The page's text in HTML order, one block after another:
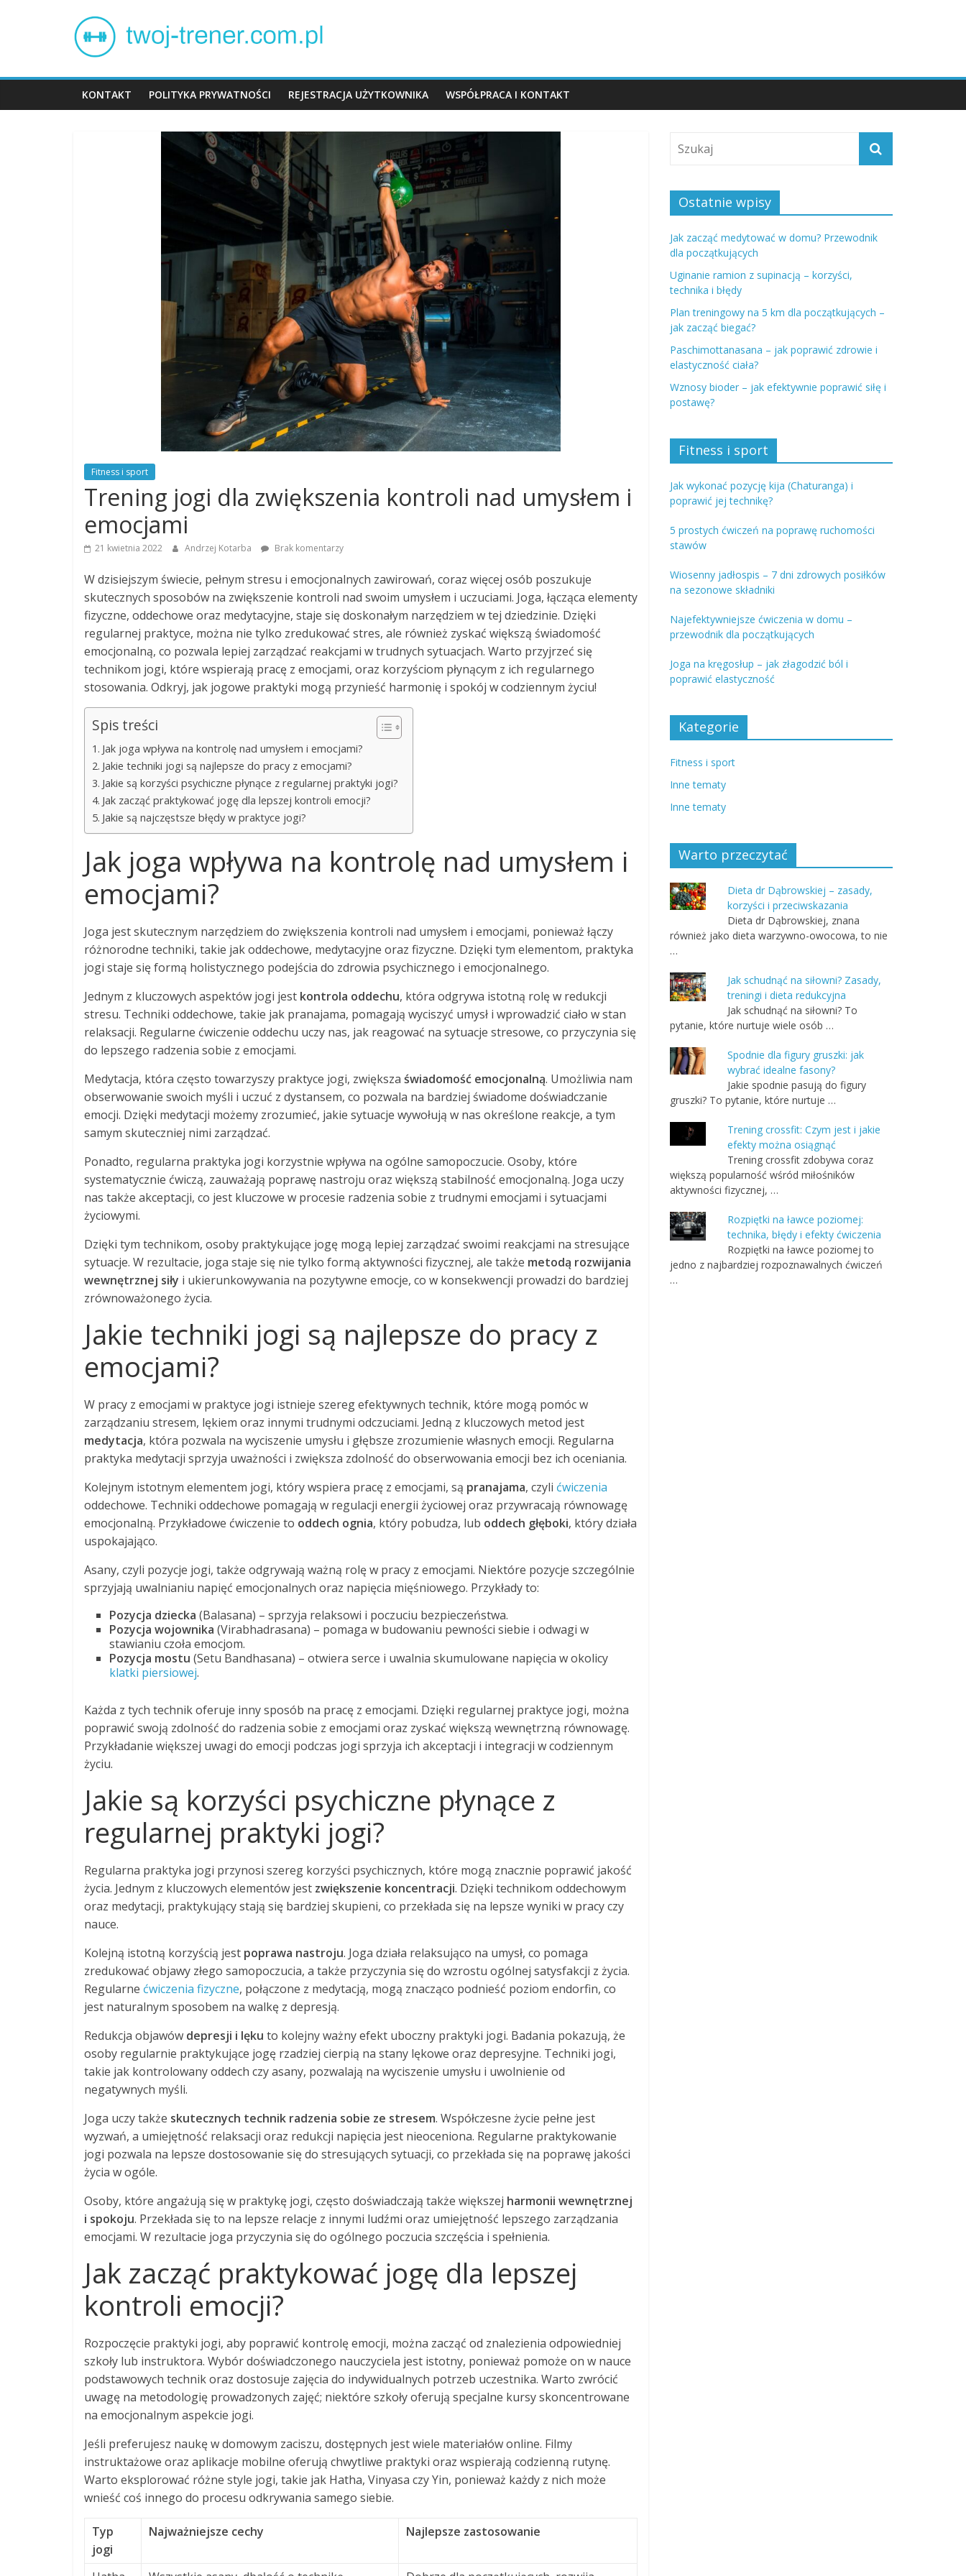
Twój
trener
KONTAKT POLITYKA PRYWATNOŚCI REJESTRACJA UŻYTKOWNIKA WSPÓŁPRACA I KONTAKT
Fitness i sport
Trening jogi dla zwiększenia kontroli nad umysłem i
emocjami
21 kwietnia 2022 Andrzej Kotarba Brak komentarzy
W dzisiejszym świecie, pełnym stresu i emocjonalnych zawirowań, coraz więcej osób poszukuje
skutecznych sposobów na zwiększenie kontroli nad swoim umysłem i uczuciami. Joga, łącząca elementy
fizyczne, oddechowe oraz medytacyjne, staje się doskonałym narzędziem w tej dziedzinie. Dzięki
regularnej praktyce, można nie tylko zredukować stres, ale również zyskać większą świadomość
emocjonalną, co pozwala lepiej zarządzać reakcjami w trudnych sytuacjach. Warto przyjrzeć się
technikom jogi, które wspierają pracę z emocjami, oraz korzyściom płynącym z ich regularnego
stosowania. Odkryj, jak jogowe praktyki mogą przynieść harmonię i spokój w codziennym życiu!
Spis treści
Jak joga wpływa na kontrolę nad umysłem i emocjami?
Jakie techniki jogi są najlepsze do pracy z emocjami?
Jakie są korzyści psychiczne płynące z regularnej praktyki jogi?
Jak zacząć praktykować jogę dla lepszej kontroli emocji?
Jakie są najczęstsze błędy w praktyce jogi?
Jak joga wpływa na kontrolę nad umysłem i
emocjami?
Joga jest skutecznym narzędziem do zwiększenia kontroli nad umysłem i emocjami, ponieważ łączy
różnorodne techniki, takie jak oddechowe, medytacyjne oraz fizyczne. Dzięki tym elementom, praktyka
jogi staje się formą holistycznego podejścia do zdrowia psychicznego i emocjonalnego.
Jednym z kluczowych aspektów jogi jest kontrola oddechu, która odgrywa istotną rolę w redukcji
stresu. Techniki oddechowe, takie jak pranajama, pomagają wyciszyć umysł i wprowadzić ciało w stan
relaksacji. Regularne ćwiczenie oddechu uczy nas, jak reagować na sytuacje stresowe, co przyczynia się
do lepszego radzenia sobie z emocjami.
Medytacja, która często towarzyszy praktyce jogi, zwiększa świadomość emocjonalną. Umożliwia nam
obserwowanie swoich myśli i uczuć z dystansem, co pozwala na bardziej świadome doświadczanie
emocji. Dzięki medytacji możemy zrozumieć, jakie sytuacje wywołują w nas określone reakcje, a tym
samym skuteczniej nimi zarządzać.
Ponadto, regularna praktyka jogi korzystnie wpływa na ogólne samopoczucie. Osoby, które
systematycznie ćwiczą, zauważają poprawę nastroju oraz większą stabilność emocjonalną. Joga uczy
nas także akceptacji, co jest kluczowe w procesie radzenia sobie z trudnymi emocjami i sytuacjami
życiowymi.
Dzięki tym technikom, osoby praktykujące jogę mogą lepiej zarządzać swoimi reakcjami na stresujące
sytuacje. W rezultacie, joga staje się nie tylko formą aktywności fizycznej, ale także metodą rozwijania
wewnętrznej siły i ukierunkowywania na pozytywne emocje, co w konsekwencji prowadzi do bardziej
zrównoważonego życia.
Jakie techniki jogi są najlepsze do pracy z
emocjami?
W pracy z emocjami w praktyce jogi istnieje szereg efektywnych technik, które mogą pomóc w
zarządzaniu stresem, lękiem oraz innymi trudnymi odczuciami. Jedną z kluczowych metod jest
medytacja, która pozwala na wyciszenie umysłu i głębsze zrozumienie własnych emocji. Regularna
praktyka medytacji sprzyja uważności i zwiększa zdolność do obserwowania emocji bez ich oceniania.
Kolejnym istotnym elementem jogi, który wspiera pracę z emocjami, są pranajama, czyli ćwiczenia
oddechowe. Techniki oddechowe pomagają w regulacji energii życiowej oraz przywracają równowagę
emocjonalną. Przykładowe ćwiczenie to oddech ognia, który pobudza, lub oddech głęboki, który działa
uspokajająco.
Asany, czyli pozycje jogi, także odgrywają ważną rolę w pracy z emocjami. Niektóre pozycje szczególnie
sprzyjają uwalnianiu napięć emocjonalnych oraz napięcia mięśniowego. Przykłady to:
Pozycja dziecka (Balasana) – sprzyja relaksowi i poczuciu bezpieczeństwa.
Pozycja wojownika (Virabhadrasana) – pomaga w budowaniu pewności siebie i odwagi w
stawianiu czoła emocjom.
Pozycja mostu (Setu Bandhasana) – otwiera serce i uwalnia skumulowane napięcia w okolicy
klatki piersiowej.
Każda z tych technik oferuje inny sposób na pracę z emocjami. Dzięki regularnej praktyce jogi, można
poprawić swoją zdolność do radzenia sobie z emocjami oraz zyskać większą wewnętrzną równowagę.
Przykładanie większej uwagi do emocji podczas jogi sprzyja ich akceptacji i integracji w codziennym
życiu.
Jakie są korzyści psychiczne płynące z
regularnej praktyki jogi?
Regularna praktyka jogi przynosi szereg korzyści psychicznych, które mogą znacznie poprawić jakość
życia. Jednym z kluczowych elementów jest zwiększenie koncentracji. Dzięki technikom oddechowym
oraz medytacji, praktykujący stają się bardziej skupieni, co przekłada się na lepsze wyniki w pracy czy
nauce.
Kolejną istotną korzyścią jest poprawa nastroju. Joga działa relaksująco na umysł, co pomaga
zredukować objawy złego samopoczucia, a także przyczynia się do wzrostu ogólnej satysfakcji z życia.
Regularne ćwiczenia fizyczne, połączone z medytacją, mogą znacząco podnieść poziom endorfin, co
jest naturalnym sposobem na walkę z depresją.
Redukcja objawów depresji i lęku to kolejny ważny efekt uboczny praktyki jogi. Badania pokazują, że
osoby regularnie praktykujące jogę rzadziej cierpią na stany lękowe oraz depresyjne. Techniki jogi,
takie jak kontrolowany oddech czy asany, pozwalają na wyciszenie umysłu i uwolnienie od
negatywnych myśli.
Joga uczy także skutecznych technik radzenia sobie ze stresem. Współczesne życie pełne jest
wyzwań, a umiejętność relaksacji oraz redukcji napięcia jest nieoceniona. Regularne praktykowanie
jogi pozwala na lepsze dostosowanie się do stresujących sytuacji, co przekłada się na poprawę jakości
życia w ogóle.
Osoby, które angażują się w praktykę jogi, często doświadczają także większej harmonii wewnętrznej
i spokoju. Przekłada się to na lepsze relacje z innymi ludźmi oraz umiejętność lepszego zarządzania
emocjami. W rezultacie joga przyczynia się do ogólnego poczucia szczęścia i spełnienia.
Jak zacząć praktykować jogę dla lepszej
kontroli emocji?
Rozpoczęcie praktyki jogi, aby poprawić kontrolę emocji, można zacząć od znalezienia odpowiedniej
szkoły lub instruktora. Wybór doświadczonego nauczyciela jest istotny, ponieważ pomoże on w nauce
podstawowych technik oraz dostosuje zajęcia do indywidualnych potrzeb uczestnika. Warto zwrócić
uwagę na metodologię prowadzonych zajęć; niektóre szkoły oferują specjalne kursy skoncentrowane
na emocjonalnym aspekcie jogi.
Jeśli preferujesz naukę w domowym zaciszu, dostępnych jest wiele materiałów online. Filmy
instruktażowe oraz aplikacje mobilne oferują chwytliwe praktyki oraz wspierają codzienną rutynę.
Warto eksplorować różne style jogi, takie jak Hatha, Vinyasa czy Yin, ponieważ każdy z nich może
wnieść coś innego do procesu odkrywania samego siebie.
Typ
jogi
Najważniejsze cechy Najlepsze zastosowanie
Ostatnie wpisy
Jak zacząć medytować w domu? Przewodnik
dla początkujących
Uginanie ramion z supinacją – korzyści,
technika i błędy
Plan treningowy na 5 km dla początkujących –
jak zacząć biegać?
Paschimottanasana – jak poprawić zdrowie i
elastyczność ciała?
Wznosy bioder – jak efektywnie poprawić siłę i
postawę?
Fitness i sport
Jak wykonać pozycję kija (Chaturanga) i
poprawić jej technikę?
5 prostych ćwiczeń na poprawę ruchomości
stawów
Wiosenny jadłospis – 7 dni zdrowych posiłków
na sezonowe składniki
Najefektywniejsze ćwiczenia w domu –
przewodnik dla początkujących
Joga na kręgosłup – jak złagodzić ból i
poprawić elastyczność
Kategorie
Fitness i sport
Inne tematy
Inne tematy
Warto przeczytać
Dieta dr Dąbrowskiej – zasady,
korzyści i przeciwskazania
Dieta dr Dąbrowskiej, znana
również jako dieta warzywno-owocowa, to nie
…
Jak schudnąć na siłowni? Zasady,
treningi i dieta redukcyjna
Jak schudnąć na siłowni? To
pytanie, które nurtuje wiele osób …
Spodnie dla figury gruszki: jak
wybrać idealne fasony?
Jakie spodnie pasują do figury
gruszki? To pytanie, które nurtuje …
Trening crossfit: Czym jest i jakie
efekty można osiągnąć
Trening crossfit zdobywa coraz
większą popularność wśród miłośników
aktywności fizycznej, …
Rozpiętki na ławce poziomej:
technika, błędy i efekty ćwiczenia
Rozpiętki na ławce poziomej to
jedno z najbardziej rozpoznawalnych ćwiczeń
…